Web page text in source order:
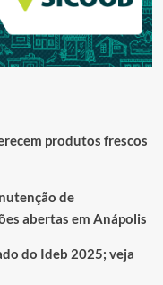
produtos frescos
de
abertas em Anápolis
do Ideb 2025; veja